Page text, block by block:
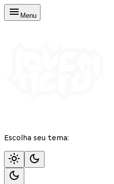
Menu
Escolha seu tema: